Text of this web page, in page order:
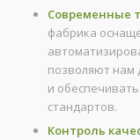
Современные
фабрика
позволяют нам
и
стандартов.
Контроль